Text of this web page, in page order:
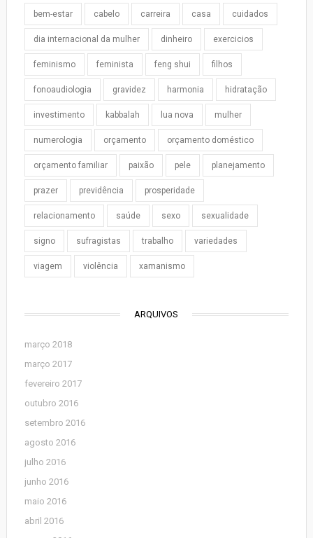
bem-estar cabelo carreira casa cuidados
dia internacional da mulher dinheiro exercicios
feminismo feminista feng shui filhos
fonoaudiologia gravidez harmonia hidratação
investimento kabbalah lua nova mulher
numerologia orçamento orçamento doméstico
orçamento familiar paixão pele planejamento
prazer previdência prosperidade
relacionamento saúde sexo sexualidade
signo sufragistas trabalho variedades
viagem violência xamanismo
ARQUIVOS
março 2018
março 2017
fevereiro 2017
outubro 2016
setembro 2016
agosto 2016
julho 2016
junho 2016
maio 2016
abril 2016